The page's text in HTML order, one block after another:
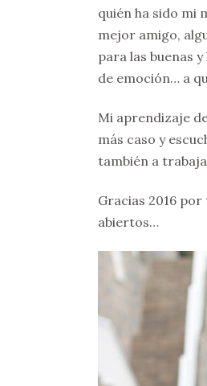
quién ha sido mi
mejor amigo,
para las buenas
de emoción… a
Mi aprendizaje
más caso y
también a
Gracias 2016
abiertos…